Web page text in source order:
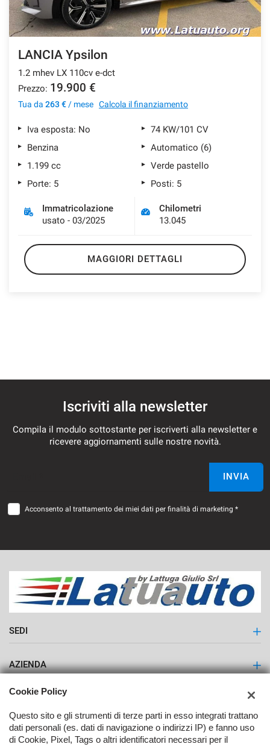
CONTATTI
NEWS
LANCIA Ypsilon
1.2 mhev LX 110cv e-dct
Prezzo: 19.900 €
Tua da 263 € / mese Calcola il finanziamento
Iva esposta: No
74 KW/101 CV
Benzina
Automatico (6)
1.199 cc
Verde pastello
Porte: 5
Posti: 5
Immatricolazione
usato - 03/2025
Chilometri
13.045
MAGGIORI DETTAGLI
Iscriviti alla newsletter
Compila il modulo sottostante per iscriverti alla newsletter e
ricevere aggiornamenti sulle nostre novità.
INVIA
Acconsento al trattamento dei miei dati per finalità di marketing *
SEDI
AZIENDA
Contatti
Cookie Policy
Questo sito e gli strumenti di terze parti in esso integrati trattano
dati personali (es. dati di navigazione o indirizzi IP) e fanno uso
di Cookie, Pixel, Tags o altri identificatori necessari per il